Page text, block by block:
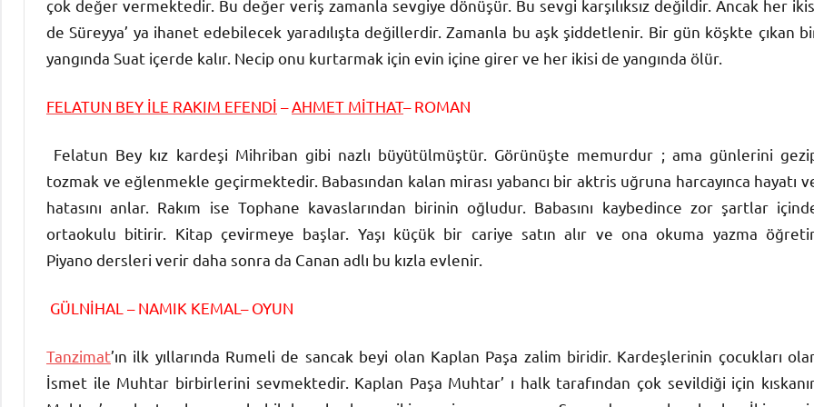
çok değer vermektedir. Bu değer veriş zamanla sevgiye dönüşür. Bu sevgi karşılıksız değildir. Ancak her
de Süreyya’ ya ihanet edebilecek yaradılışta değillerdir. Zamanla bu aşk şiddetlenir. Bir gün köşkte çıkan
yangında Suat içerde kalır. Necip onu kurtarmak için evin içine girer ve her ikisi de yangında ölür.
FELATUN BEY İLE RAKIM EFENDİ –AHMET MİTHAT– ROMAN
Felatun Bey kız kardeşi Mihriban gibi nazlı büyütülmüştür. Görünüşte memurdur ; ama günlerini
tozmak ve eğlenmekle geçirmektedir. Babasından kalan mirası yabancı bir aktris uğruna harcayınca hayatı
hatasını anlar. Rakım ise Tophane kavaslarından birinin oğludur. Babasını kaybedince zor şartlar
ortaokulu bitirir. Kitap çevirmeye başlar. Yaşı küçük bir cariye satın alır ve ona okuma yazma
Piyano dersleri verir daha sonra da Canan adlı bu kızla evlenir.
GÜLNİHAL – NAMIK KEMAL–OYUN
Tanzimat’ın ilk yıllarında Rumeli de sancak beyi olan Kaplan Paşa zalim biridir. Kardeşlerinin çocukları
İsmet ile Muhtar birbirlerini sevmektedir. Kaplan Paşa Muhtar’ ı halk tarafından çok sevildiği için